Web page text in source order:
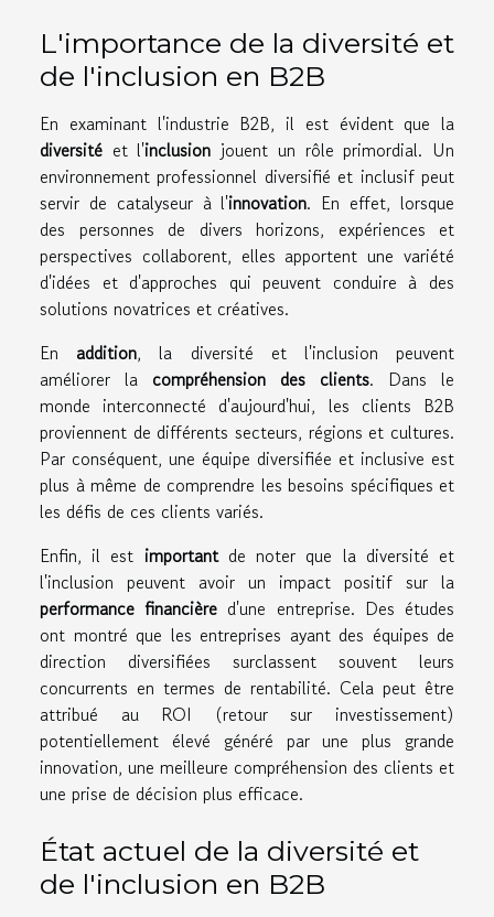
L'importance de la diversité et
de l'inclusion en B2B
En examinant l'industrie B2B, il est évident que la
diversité et l'inclusion jouent un rôle primordial. Un
environnement professionnel diversifié et inclusif peut
servir de catalyseur à l'innovation. En effet, lorsque
des personnes de divers horizons, expériences et
perspectives collaborent, elles apportent une variété
d'idées et d'approches qui peuvent conduire à des
solutions novatrices et créatives.
En addition, la diversité et l'inclusion peuvent
améliorer la compréhension des clients. Dans le
monde interconnecté d'aujourd'hui, les clients B2B
proviennent de différents secteurs, régions et cultures.
Par conséquent, une équipe diversifiée et inclusive est
plus à même de comprendre les besoins spécifiques et
les défis de ces clients variés.
Enfin, il est importantde noter que la diversité et
l'inclusion peuvent avoir un impact positif sur la
performance financière d'une entreprise. Des études
ont montré que les entreprises ayant des équipes de
direction diversifiées surclassent souvent leurs
concurrents en termes de rentabilité. Cela peut être
attribué au ROI (retour sur investissement)
potentiellement élevé généré par une plus grande
innovation, une meilleure compréhension des clients et
une prise de décision plus efficace.
État actuel de la diversité et
de l'inclusion en B2B